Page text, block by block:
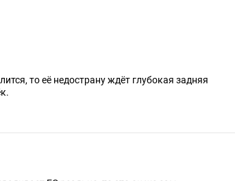
то её недострану ждёт глубокая задняя